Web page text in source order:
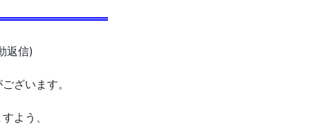
返信)
ざいます。
よう、